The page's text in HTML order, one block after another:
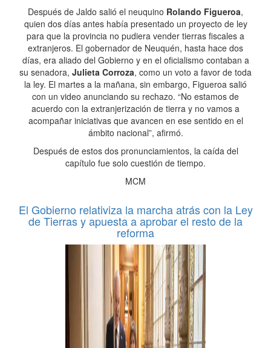
Después de Jaldo salió el neuquino Rolando Figueroa,
quien dos días antes había presentado un proyecto de ley
para que la provincia no pudiera vender tierras fiscales a
extranjeros. El gobernador de Neuquén, hasta hace dos
días, era aliado del Gobierno y en el oficialismo contaban a
su senadora, Julieta Corroza, como un voto a favor de toda
la ley. El martes a la mañana, sin embargo, Figueroa salió
con un video anunciando su rechazo. “No estamos de
acuerdo con la extranjerización de tierra y no vamos a
acompañar iniciativas que avancen en ese sentido en el
ámbito nacional”, afirmó.
Después de estos dos pronunciamientos, la caída del
capítulo fue solo cuestión de tiempo.
MCM
El Gobierno relativiza la marcha atrás con la Ley
de Tierras y apuesta a aprobar el resto de la
reforma